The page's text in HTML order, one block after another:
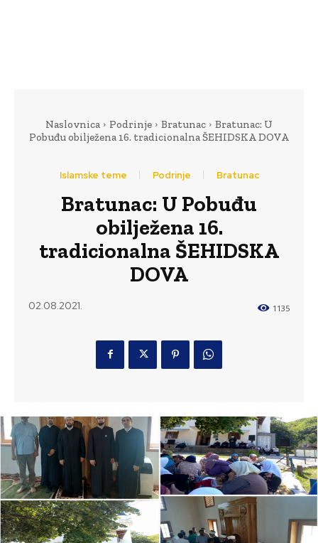
Naslovnica Podrinje Bratunac
Bratunac: U
Pobuđu obilježena 16. tradicionalna ŠEHIDSKA DOVA
Islamske teme Podrinje Bratunac
Bratunac: U Pobuđu
obilježena 16.
tradicionalna ŠEHIDSKA
DOVA
02.08.2021. 1135